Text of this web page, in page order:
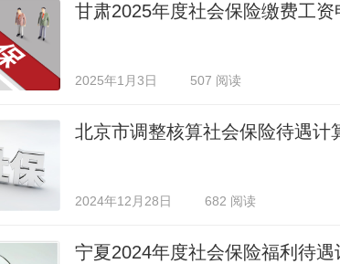
甘肃2025年度社会保险缴费工资
2025年1月3日 507 阅读
北京市调整核算社会保险待遇计
2024年12月28日 682 阅读
宁夏2024年度社会保险福利待遇